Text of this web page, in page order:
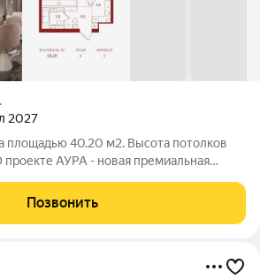
2027
площадью 40.20 м2. Высота потолков
проекте АУРА - новая премиальная
Бронзовой башни и 41-этажной
Позвонить